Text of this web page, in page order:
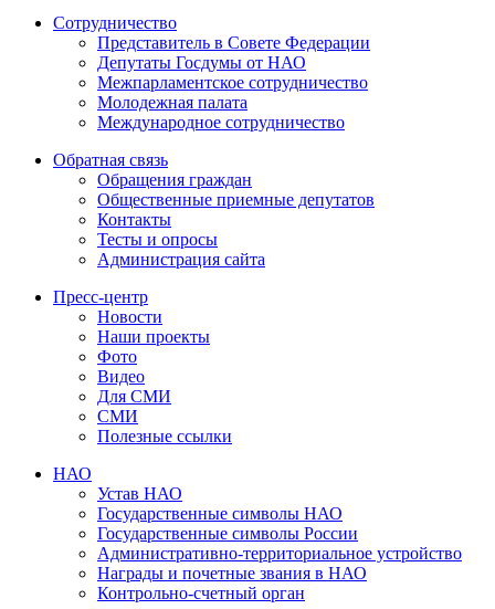
Сотрудничество
Представитель в Совете Федерации
Депутаты Госдумы от НАО
Межпарламентское сотрудничество
Молодежная палата
Международное сотрудничество
Обратная cвязь
Обращения граждан
Общественные приемные депутатов
Контакты
Тесты и опросы
Администрация сайта
Пресс-центр
Новости
Наши проекты
Фото
Видео
Для СМИ
СМИ
Полезные ссылки
НАО
Устав НАО
Государственные символы НАО
Государственные символы России
Административно-территориальное устройство
Награды и почетные звания в НАО
Контрольно-счетный орган